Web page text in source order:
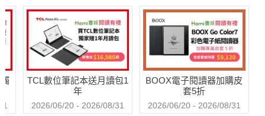
TCL數位筆記本送月讀包1
年
2026/06/20 - 2026/08/31
BOOX電子閱讀器加購皮
套5折
2026/06/20 - 2026/08/31